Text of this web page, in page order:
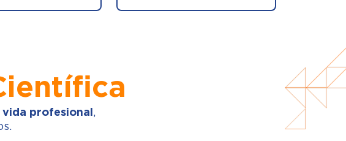
vida profesional ,